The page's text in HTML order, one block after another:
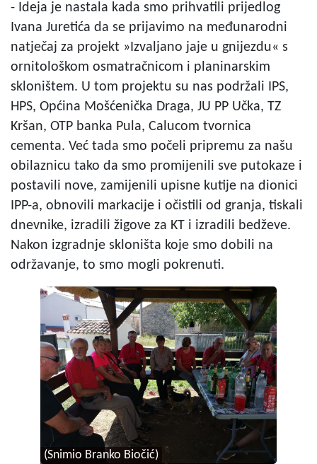
- Ideja je nastala kada smo prihvatili prijedlog
Ivana Juretića da se prijavimo na međunarodni
natječaj za projekt »Izvaljano jaje u gnijezdu« s
ornitološkom osmatračnicom i planinarskim
skloništem. U tom projektu su nas podržali IPS,
HPS, Općina Mošćenička Draga, JU PP Učka, TZ
Kršan, OTP banka Pula, Calucom tvornica
cementa. Već tada smo počeli pripremu za našu
obilaznicu tako da smo promijenili sve putokaze i
postavili nove, zamijenili upisne kutije na dionici
IPP-a, obnovili markacije i očistili od granja, tiskali
dnevnike, izradili žigove za KT i izradili bedževe.
Nakon izgradnje skloništa koje smo dobili na
održavanje, to smo mogli pokrenuti.
(Snimio Branko Biočić)